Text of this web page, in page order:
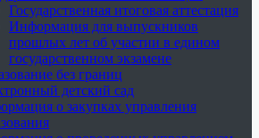
Государственная итоговая аттестация
Информация для выпускников
прошлых лет об участии в едином
государственном экзамене
без границ
детский сад
о закупках управления